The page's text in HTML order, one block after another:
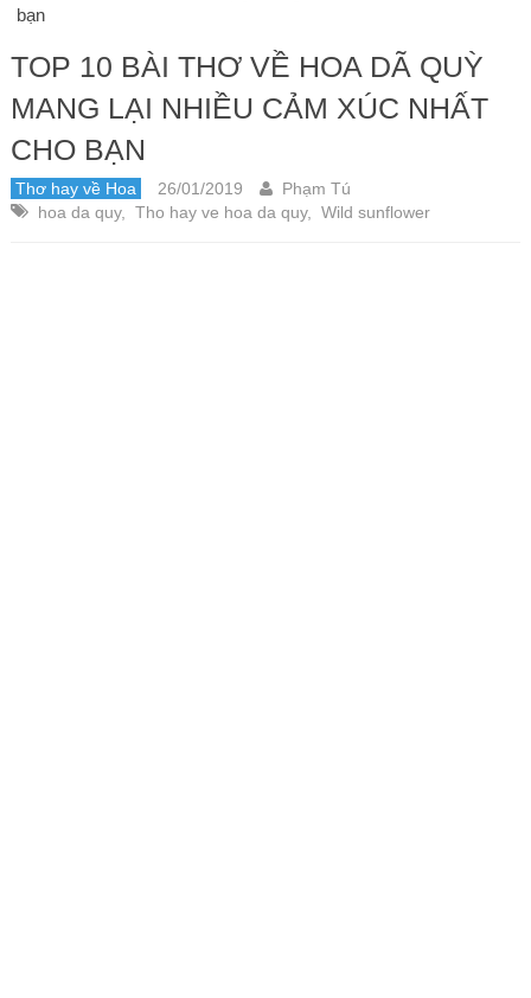
bạn
TOP 10 BÀI THƠ VỀ HOA DÃ QUỲ
MANG LẠI NHIỀU CẢM XÚC NHẤT
CHO BẠN
Thơ hay về Hoa 26/01/2019
Phạm Tú
hoa da quy, Tho hay ve hoa da quy, Wild sunflower